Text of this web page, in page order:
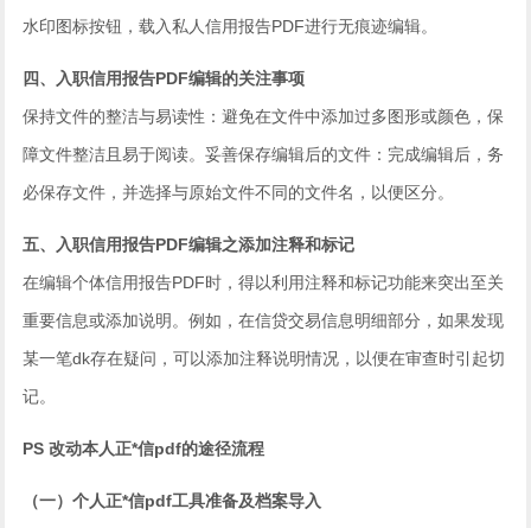
水印图标按钮，载入私人信用报告PDF进行无痕迹编辑。
四、入职信用报告PDF编辑的关注事项
保持文件的整洁与易读性：避免在文件中添加过多图形或颜色，保
障文件整洁且易于阅读。妥善保存编辑后的文件：完成编辑后，务
必保存文件，并选择与原始文件不同的文件名，以便区分。
五、入职信用报告PDF编辑之添加注释和标记
在编辑个体信用报告PDF时，得以利用注释和标记功能来突出至关
重要信息或添加说明。例如，在信贷交易信息明细部分，如果发现
某一笔dk存在疑问，可以添加注释说明情况，以便在审查时引起切
记。
PS 改动本人正*信pdf的途径流程
（一）个人正*信pdf工具准备及档案导入